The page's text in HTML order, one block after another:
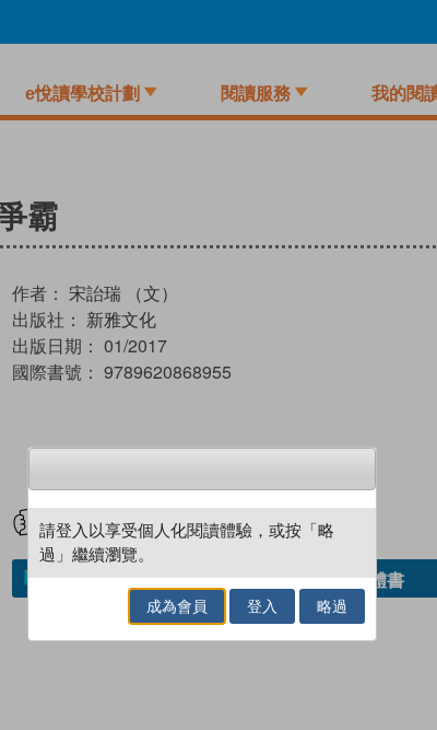
e悅讀學校計劃 閱讀服務 我的閱
霸
作者： 宋詒瑞 （文）
出版社： 新雅文化
出版日期： 01/2017
國際書號： 9789620868955
試閲 加入閱讀紀錄
加入／閱讀電子書 借閱實體書
請登入以享受個人化閱讀體驗，或按「略
過」繼續瀏覽。
成為會員 登入 略過